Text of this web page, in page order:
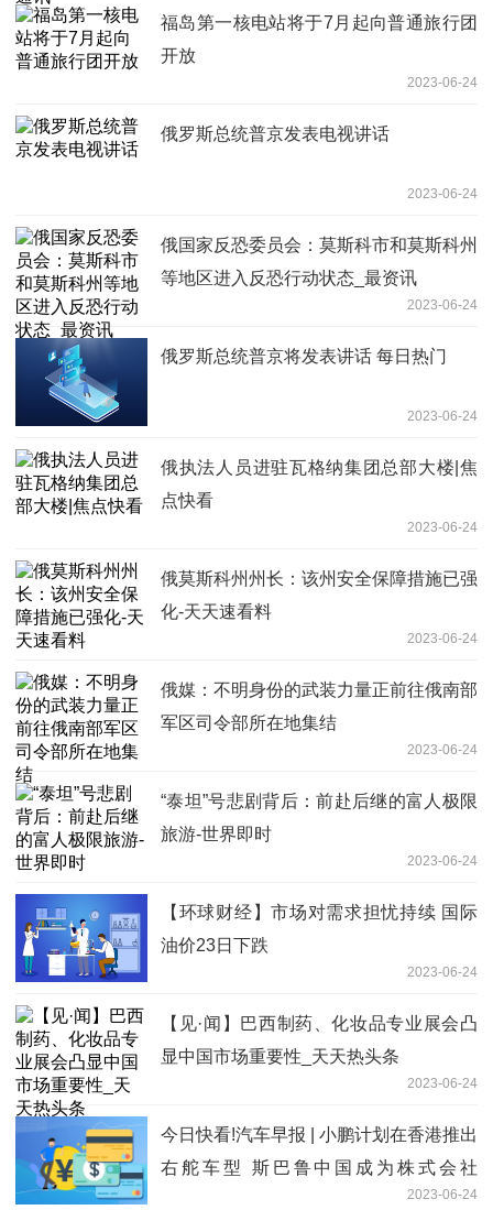
福岛第一核电站将于7月起向普通旅行团
开放
2023-06-24
俄罗斯总统普京发表电视讲话
2023-06-24
俄国家反恐委员会：莫斯科市和莫斯科州
等地区进入反恐行动状态_最资讯
2023-06-24
俄罗斯总统普京将发表讲话 每日热门
2023-06-24
俄执法人员进驻瓦格纳集团总部大楼|焦
点快看
2023-06-24
俄莫斯科州州长：该州安全保障措施已强
化-天天速看料
2023-06-24
俄媒：不明身份的武装力量正前往俄南部
军区司令部所在地集结
2023-06-24
“泰坦”号悲剧背后：前赴后继的富人极限
旅游-世界即时
2023-06-24
【环球财经】市场对需求担忧持续 国际
油价23日下跌
2023-06-24
【见·闻】巴西制药、化妆品专业展会凸
显中国市场重要性_天天热头条
2023-06-24
今日快看!汽车早报 | 小鹏计划在香港推出
右舵车型 斯巴鲁中国成为株式会社
2023-06-24